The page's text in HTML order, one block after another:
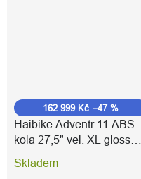
162 999 Kč –47 %
Haibike Adventr 11 ABS
kola 27,5" vel. XL gloss
Skladem